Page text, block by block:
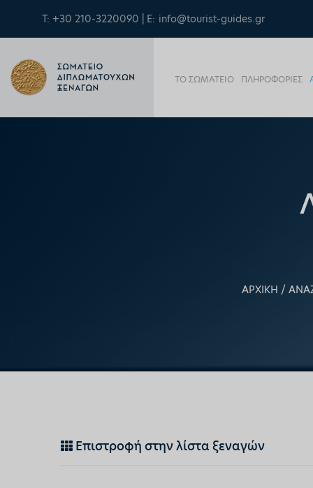
Τ: +30 210-3220090 | E: info@tourist-guides.gr
ΤΟ ΣΩΜΑΤΕΙΟ ΠΛΗΡΟΦΟΡΙΕΣ
ΑΡΧΙΚΗ
Επιστροφή στην λίστα ξεναγών